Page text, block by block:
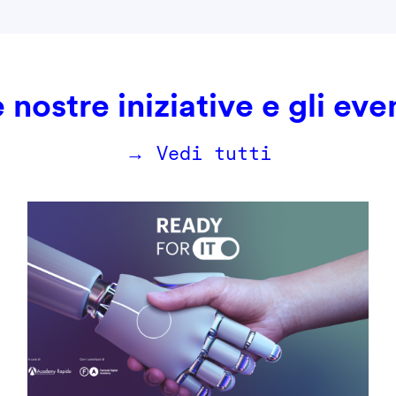
nostre iniziative e gli
→ Vedi tutti